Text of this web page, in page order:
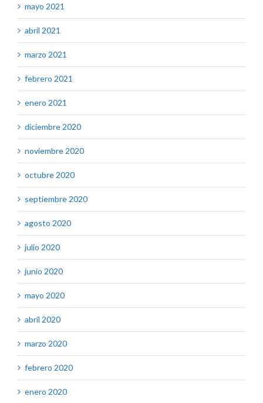
mayo 2021
abril 2021
marzo 2021
febrero 2021
enero 2021
diciembre 2020
noviembre 2020
octubre 2020
septiembre 2020
agosto 2020
julio 2020
junio 2020
mayo 2020
abril 2020
marzo 2020
febrero 2020
enero 2020